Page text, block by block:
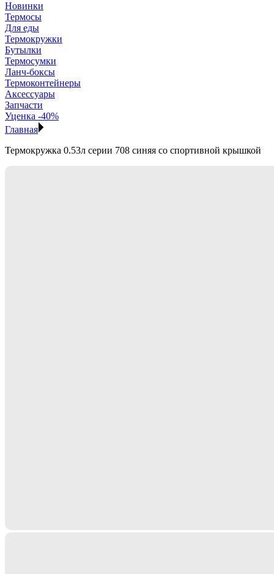
Новинки
Термосы
Для еды
Термокружки
Бутылки
Термосумки
Ланч-боксы
Термоконтейнеры
Аксессуары
Запчасти
Уценка -40%
Главная
Термокружка 0.53л серии 708 синяя со спортивной крышкой